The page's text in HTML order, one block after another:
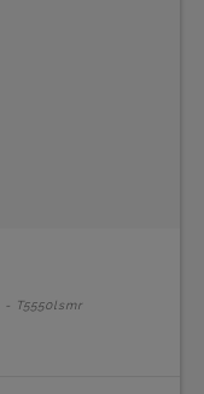
- T5550lsmr